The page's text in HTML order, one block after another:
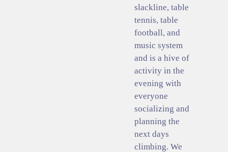
slackline, table
tennis, table
football, and
music system
and is a hive of
activity in the
evening with
everyone
socializing and
planning the
next days
climbing. We